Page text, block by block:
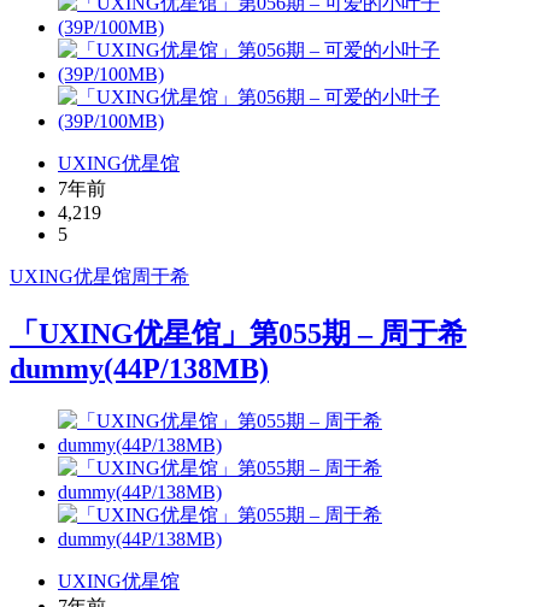
UXING优星馆
7年前
4,219
5
UXING优星馆周于希
「UXING优星馆」第055期 – 周于希
dummy(44P/138MB)
UXING优星馆